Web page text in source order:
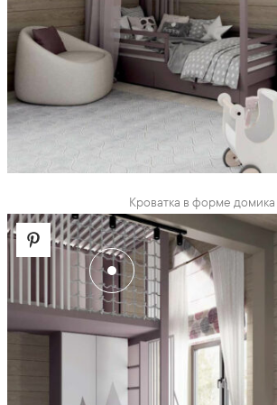
Кроватка в форме домика